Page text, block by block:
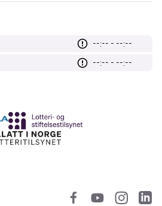
--:-- - --:--
--:-- - --:--